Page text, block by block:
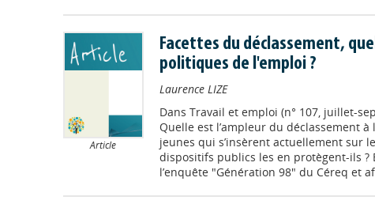
Article
Facettes du déclassement,
politiques de l'emploi ?
Laurence LIZE
Dans Travail et emploi (n° 107, juillet-
Quelle est l’ampleur du déclassement à
jeunes qui s’insèrent actuellement sur
dispositifs publics les en protègent-ils ?
l’enquête "Génération 98" du Céreq et